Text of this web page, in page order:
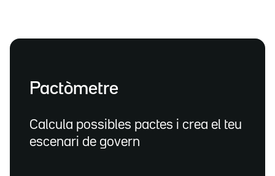
Pactòmetre
Calcula possibles pactes i crea el teu
escenari de govern